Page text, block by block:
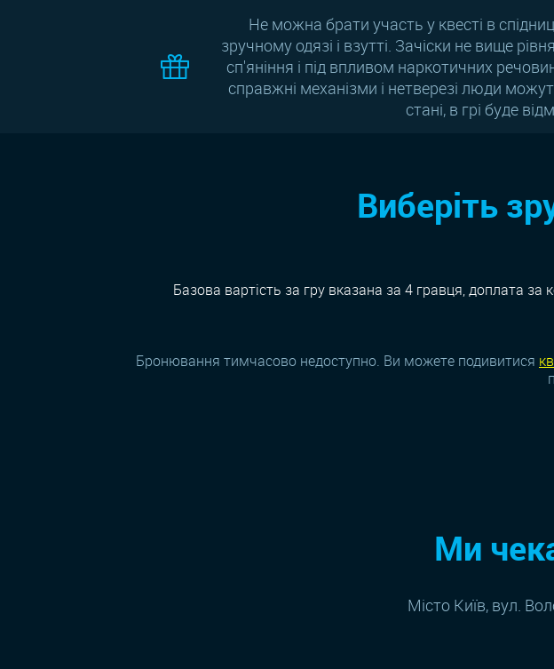
Не можна брати участь у квесті в
зручному одязі і взутті. Зачіски не вище
сп'яніння і під впливом наркотичних
справжні механізми і нетверезі люди
стані, в грі буде
Виберіть
Базова вартість за гру вказана за 4 гравця, доплата
Бронювання тимчасово недоступно. Ви можете подивитися
Ми
Місто Київ, вул.